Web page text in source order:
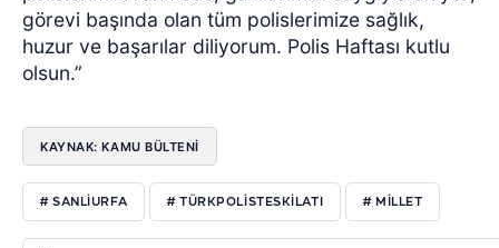
görevi başında olan tüm polislerimize sağlık,
huzur ve başarılar diliyorum. Polis Haftası kutlu
olsun.”
KAYNAK: KAMU BÜLTENİ
# SANLIURFA # TÜRKPOLISTESKILATI # MILLET